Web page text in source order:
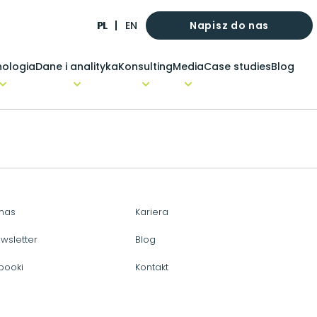
PL EN Napisz do nas
Dane i analitykaKonsultingMediaCase studiesBlog
Kariera
Blog
Kontakt